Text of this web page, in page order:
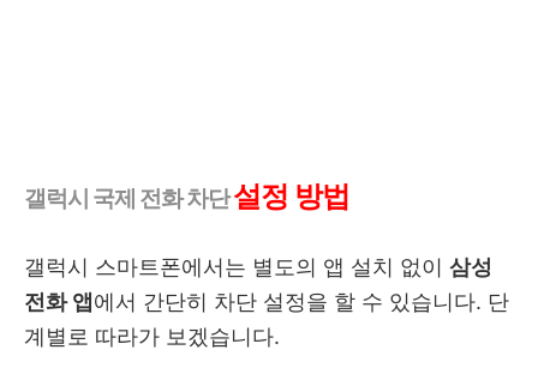
갤럭시 국제 전화 차단설정 방법
갤럭시 스마트폰에서는 별도의 앱 설치 없이 삼성
전화 앱에서 간단히 차단 설정을 할 수 있습니다. 단
계별로 따라가 보겠습니다.